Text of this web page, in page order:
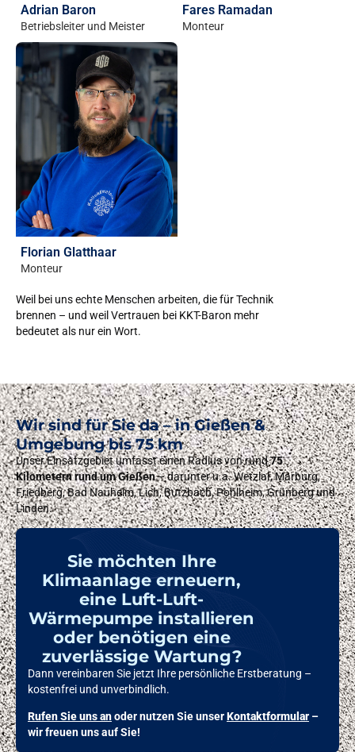
Adrian Baron
Betriebsleiter und Meister
Fares Ramadan
Monteur
Florian Glatthaar
Monteur
Weil bei uns echte Menschen arbeiten, die für Technik
brennen – und weil Vertrauen bei KKT-Baron mehr
bedeutet als nur ein Wort.
Wir sind für Sie da – in Gießen &
Umgebung bis 75 km
Unser Einsatzgebiet umfasst einen Radius von rund75
Kilometern rund um Gießen– darunter u.a. Wetzlar, Marburg,
Friedberg, Bad Nauheim, Lich, Butzbach, Pohlheim, Grünberg und
Linden.
Sie möchten Ihre
Klimaanlage erneuern,
eine Luft-Luft-
Wärmepumpe installieren
oder benötigen eine
zuverlässige Wartung?
Dann vereinbaren Sie jetzt Ihre persönliche Erstberatung –
kostenfrei und unverbindlich.
Rufen Sie uns anoder nutzen Sie unserKontaktformular –
wir freuen uns auf Sie!